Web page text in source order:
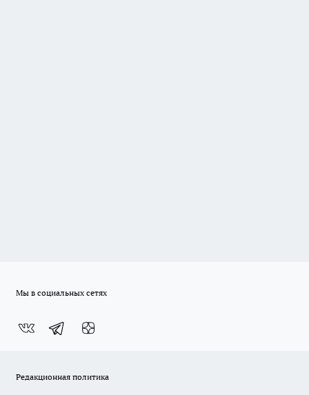
Мы в социальных сетях
Редакционная политика